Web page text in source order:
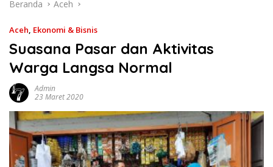
Beranda Aceh
Aceh, Ekonomi & Bisnis
Suasana Pasar dan Aktivitas
Warga Langsa Normal
Admin
23 Maret 2020